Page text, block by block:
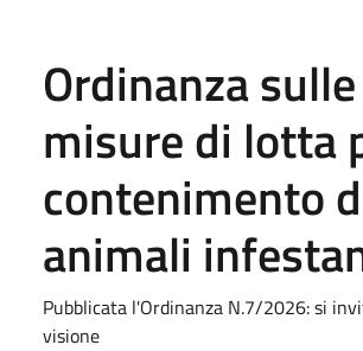
Ordinanza sulle
misure di lotta
contenimento
animali
Pubblicata l'Ordinanza N.7/2026: si
visione